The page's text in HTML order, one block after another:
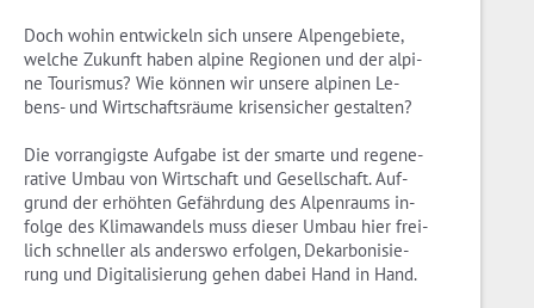
Doch wohin ent­wi­ckeln sich un­se­re Al­pen­ge­bie­te,
wel­che Zu­kunft haben al­pi­ne Re­gio­nen und der al­pi­
ne Tou­ris­mus? Wie kön­nen wir un­se­re al­pi­nen Le­
bens- und Wirt­schafts­räu­me kri­sen­si­cher ge­stal­ten?
Die vor­ran­gigs­te Auf­ga­be ist der smar­te und re­ge­ne­
ra­ti­ve Umbau von Wirt­schaft und Ge­sell­schaft. Auf­
grund der er­höh­ten Ge­fähr­dung des Al­pen­raums in­
fol­ge des Kli­ma­wan­dels muss die­ser Umbau hier frei­
lich schnel­ler als an­ders­wo er­fol­gen, Dekar­bo­ni­sie­
rung und Di­gi­ta­li­sie­rung gehen dabei Hand in Hand.